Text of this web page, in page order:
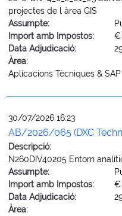
projectes de l àrea GIS
Assumpte:
Import amb Impostos:
€
Data Adjudicació:
Àrea:
Aplicacions Tècniques &
30/07/2026 16:23
AB/2026/065 (DXC
Descripció:
N260DIV40205 Entorn
Assumpte:
Import amb Impostos:
€
Data Adjudicació:
Àrea: